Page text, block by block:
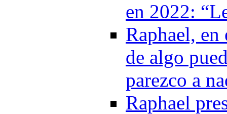
en 2022:
Raphael,
de algo
parezco a
Raphael